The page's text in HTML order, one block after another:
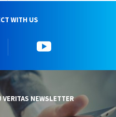
WITH US
NEWSLETTER